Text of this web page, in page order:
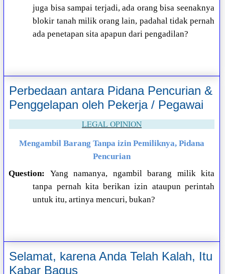
juga bisa sampai terjadi, ada orang bisa seenaknya
blokir tanah milik orang lain, padahal tidak pernah
ada penetapan sita apapun dari pengadilan?
Perbedaan antara Pidana Pencurian &
Penggelapan oleh Pekerja / Pegawai
LEGAL OPINION
Mengambil Barang Tanpa izin Pemiliknya, Pidana
Pencurian
Question:
Yang namanya, ngambil barang milik kita
tanpa pernah kita berikan izin ataupun perintah
untuk itu, artinya mencuri, bukan?
Selamat, karena Anda Telah Kalah, Itu
Kabar Bagus